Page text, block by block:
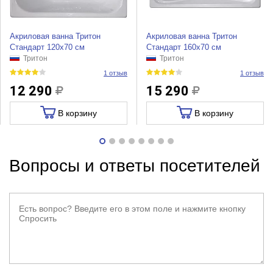
Акриловая ванна Тритон
Стандарт 120х70 см
Тритон
1 отзыв
12 290
В корзину
Акриловая ванна Тритон
Стандарт 160х70 см
Тритон
1 отзыв
15 290
В корзину
Вопросы и ответы посетителей